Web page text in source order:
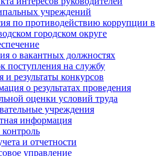
учреждений
по противодействию коррупции в
городском округе
о вакантных должностях
поступления на службу
и результаты конкурсов
о результатах проведения
оценки условий труда
учреждения
информация
и отчетности
управление